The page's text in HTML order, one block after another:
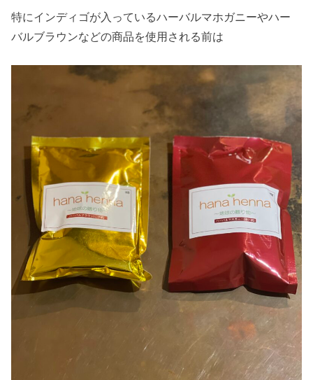
特にインディゴが入っているハーバルマホガニーやハー
バルブラウンなどの商品を使用される前は